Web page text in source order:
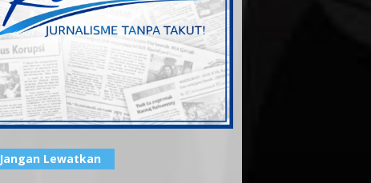
Jangan Lewatkan